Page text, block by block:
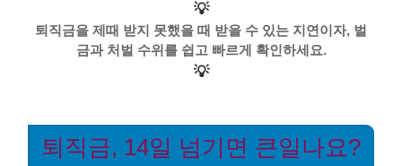
💡
퇴직금을 제때 받지 못했을 때 받을 수 있는 지연이자, 벌
금과 처벌 수위를 쉽고 빠르게 확인하세요.
💡
퇴직금, 14일 넘기면 큰일나요?